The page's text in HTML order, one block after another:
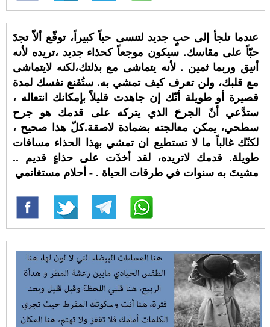
عندما تلجأ إلى حبٍ جديد لتنسى حباً كبيراً، توقّع ألاّ تجدَ
حبّاً على مقاسك. سيكون موجعاً كحذاء جديد ،تريده لأنه
أنيق وربما ثمين . لأنه يتماشى مع بذلتك،لكنه لايتماشى
مع قلبك، ولن تعرف كيف تمشي به. ستُقنع نفسك لمدة
قصيرة أو طويلة أنّك إن جاهدت قليلاً بإمكانك انتعاله ،
ستدَّعي أنّ الجرحَ الذي يتركه على قدمك هو جرح
سطحي، يمكن معالجته بضمادة لاصقة.كلّ هذا صحيح ،
لكنّك غالباً ما لا تستطيع ان تمشي بهذا الحذاء مسافات
طويلة. قدمك لاتريده، لقد أخذَت على حذاءٍ قديم ..
مشيتَ به سنوات في طرقات الحياة . - أحلام مستغانمي